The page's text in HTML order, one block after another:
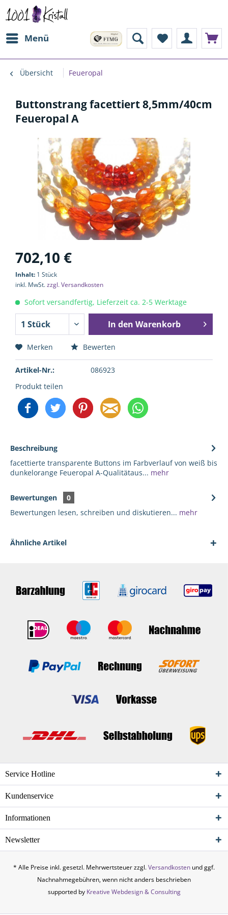
Menü
Übersicht Feueropal
Buttonstrang facettiert 8,5mm/40cm
Feueropal A
702,10 €
Inhalt: 1 Stück
inkl. MwSt.zzgl. Versandkosten
Sofort versandfertig, Lieferzeit ca. 2-5 Werktage
In den Warenkorb
Merken Bewerten
Artikel-Nr.:
086923
Produkt teilen
Beschreibung
facettierte transparente Buttons im Farbverlauf von weiß bis
dunkelorange Feueropal A-Qualitätaus... mehr
Bewertungen
0
Bewertungen lesen, schreiben und diskutieren... mehr
Ähnliche Artikel
Service Hotline
Kundenservice
Informationen
Newsletter
* Alle Preise inkl. gesetzl. Mehrwertsteuer zzgl.Versandkosten und ggf.
Nachnahmegebühren, wenn nicht anders beschrieben
supported by Kreative Webdesign & Consulting